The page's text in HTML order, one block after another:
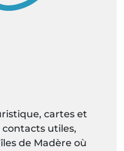
cartes et
contacts utiles,
de Madère où